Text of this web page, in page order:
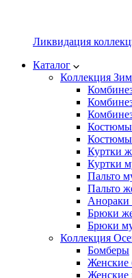
Ликвидация
Каталог
Коллекция
Куртки
Куртки
Пальто
Пальто
Анораки
Брюки
Брюки
Коллекция
Бомберы
Женские
Женские